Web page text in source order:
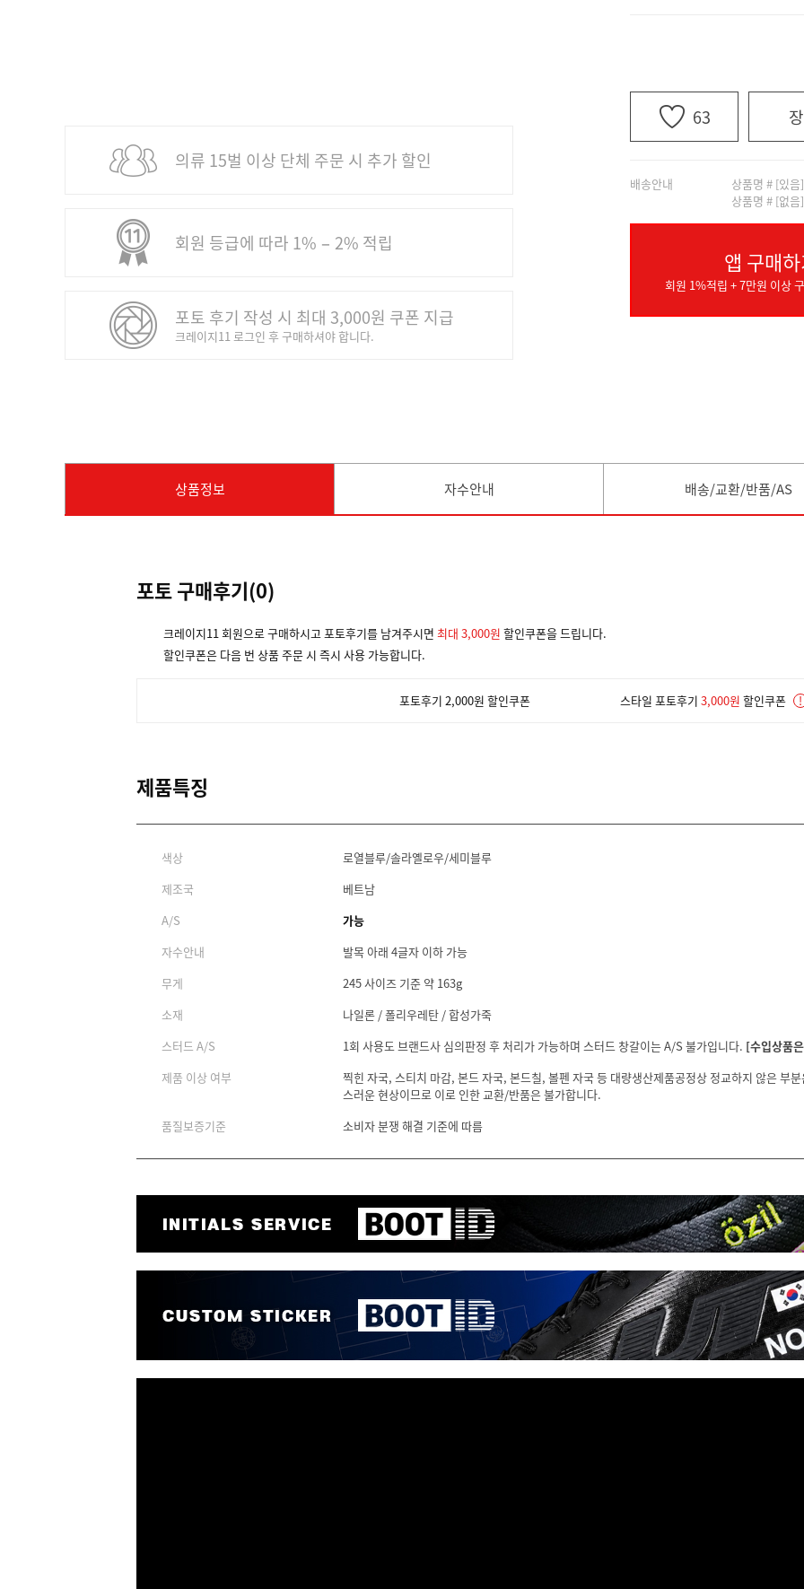
의류 15벌 이상 단체 주문 시 추가 할인
회원 등급에 따라 1% − 2% 적립
포토 후기 작성 시 최대 3,000원 쿠폰 지급
크레이지11 로그인 후 구매하셔야 합니다.
63
배송안내
상품명 # [있
상품명 # [없
앱 구매
회원 1%적립 + 7만원 이상
상품정보 자수안내 배송/교환/반품/AS
포토 구매후기(0)
크레이지11 회원으로 구매하시고 포토후기를 남겨주시면 최대 3,000원 할인쿠폰을 드립니다.
할인쿠폰은 다음 번 상품 주문 시 즉시 사용 가능합니다.
포토후기 2,000원 할인쿠폰 스타일 포토후기 3,000원 할인쿠폰 !
제품특징
색상
로열블루/솔라옐로우/세미블루
제조국
베트남
A/S
가능
자수안내
발목 아래 4글자 이하 가능
무게
245 사이즈 기준 약 163g
소재
나일론 / 폴리우레탄 / 합성가죽
스터드 A/S
1회 사용도 브랜드사 심의판정 후 처리가 가능하며 스터드 창갈이는 A/S 불가입니다. [수입상품
제품 이상 여부
찍힌 자국, 스티치 마감, 본드 자국, 본드칠, 볼펜 자국 등 대량생산제품공정상 정교하지 않은 부
스러운 현상이므로 이로 인한 교환/반품은 불가합니다.
품질보증기준
소비자 분쟁 해결 기준에 따름